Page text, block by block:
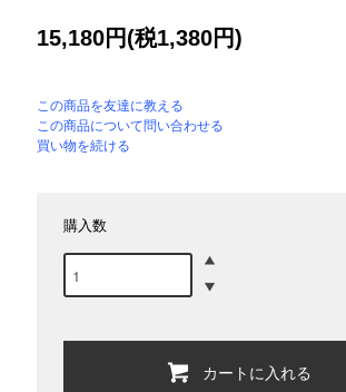
15,180円(税1,380円)
この商品を友達に教える
この商品について問い合わせる
買い物を続ける
購入数
カートに入れる